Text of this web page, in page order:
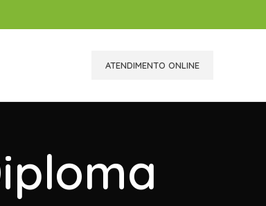
ATENDIMENTO ONLINE